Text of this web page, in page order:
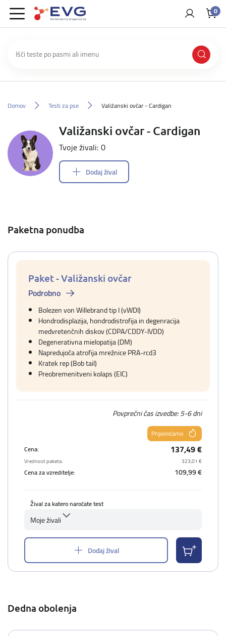
0
Domov Testi za pse Valižanski ovčar - Cardigan
Valižanski ovčar - Cardigan
Tvoje živali: 0
Dodaj žival
Paketna ponudba
Paket - Valižanski ovčar
Podrobno
Bolezen von Willebrand tip I (vWDI)
Hondrodisplazija, hondrodistrofija in degenracija
medvretenčnih diskov (CDPA/CDDY-IVDD)
Degenerativna mielopatija (DM)
Napredujoča atrofija mrežnice PRA-rcd3
Kratek rep (Bob tail)
Preobremenitveni kolaps (EIC)
Povprečni čas izvedbe: 5-6 dni
Priporočamo
Cena:
137,49 €
Vrednost paketa: 323,01 €
Cena za vzreditelje: 109,99 €
Žival za katero naročate test
Moje živali
Dodaj žival
Dedna obolenja